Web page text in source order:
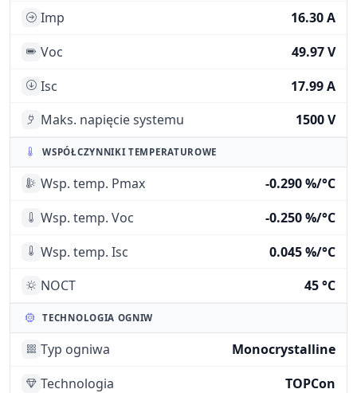
Imp
16.30 A
Voc
49.97 V
Isc
17.99 A
Maks. napięcie systemu
1500 V
WSPÓŁCZYNNIKI TEMPERATUROWE
Wsp. temp. Pmax
-0.290 %/°C
Wsp. temp. Voc
-0.250 %/°C
Wsp. temp. Isc
0.045 %/°C
NOCT
45 °C
TECHNOLOGIA OGNIW
Typ ogniwa
Monocrystalline
Technologia
TOPCon